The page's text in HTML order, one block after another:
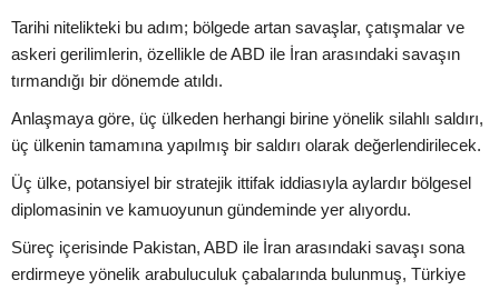
Tarihi nitelikteki bu adım; bölgede artan savaşlar, çatışmalar ve
askeri gerilimlerin, özellikle de ABD ile İran arasındaki savaşın
tırmandığı bir dönemde atıldı.
Anlaşmaya göre, üç ülkeden herhangi birine yönelik silahlı saldırı,
üç ülkenin tamamına yapılmış bir saldırı olarak değerlendirilecek.
Üç ülke, potansiyel bir stratejik ittifak iddiasıyla aylardır bölgesel
diplomasinin ve kamuoyunun gündeminde yer alıyordu.
Süreç içerisinde Pakistan, ABD ile İran arasındaki savaşı sona
erdirmeye yönelik arabuluculuk çabalarında bulunmuş, Türkiye